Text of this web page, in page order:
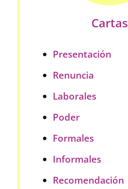
Cartas
Presentación
Renuncia
Laborales
Poder
Formales
Informales
Recomendación